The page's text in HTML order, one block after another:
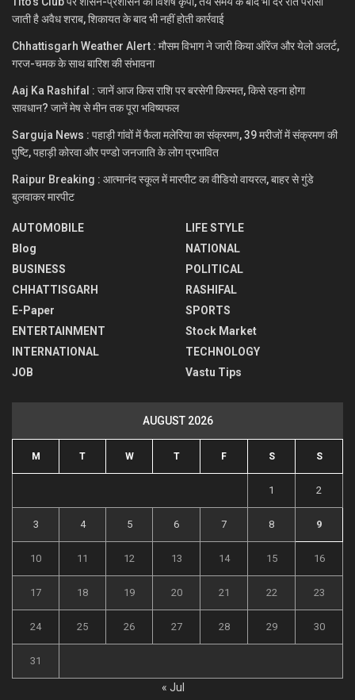
जाती है अवैध शराब, शिकायत के बाद भी नहीं होती कार्रवाई
Chhattisgarh Weather Alert : मौसम विभाग ने जारी किया ऑरेंज और येलो अलर्ट,
गरज-चमक के साथ बारिश की संभावना
Aaj Ka Rashifal : जानें आज किस राशि पर बरसेगी किस्मत, किसे रहना होगा
सावधान? जानें मेष से मीन तक पूरा भविष्यफल
Sarguja News : पहाड़ी गांवों में फैला मलेरिया का संक्रमण, 39 मरीजों में संक्रमण की
पुष्टि, पहाड़ी कोरवा और पण्डो जनजाति के लोग प्रभावित
Raipur Breaking : आत्मानंद स्कूल में मारपीट का वीडियो वायरल, बाहर से गुंडे
बुलवाकर मारपीट
AUTOMOBILE
Blog
BUSINESS
CHHATTISGARH
E-Paper
ENTERTAINMENT
INTERNATIONAL
JOB
LIFE STYLE
NATIONAL
POLITICAL
RASHIFAL
SPORTS
Stock Market
TECHNOLOGY
Vastu Tips
AUGUST 2026
M T W T F S S
1 2
3 4 5 6 7 8 9
10 11 12 13 14 15 16
17 18 19 20 21 22 23
24 25 26 27 28 29 30
31
« Jul